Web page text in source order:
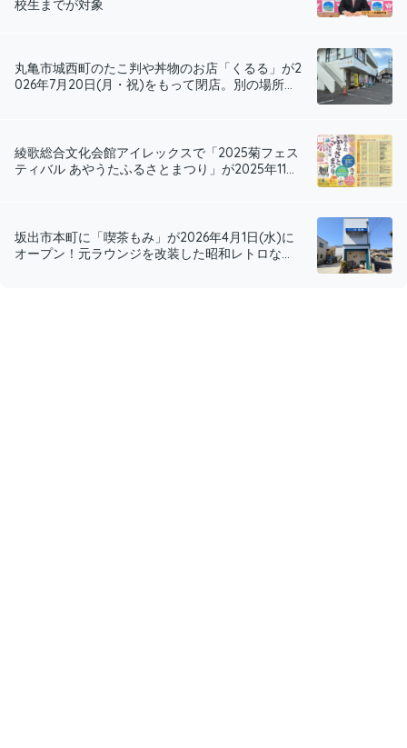
校生までが対象
丸亀市城西町のたこ判や丼物のお店「くるる」が2
026年7月20日(月・祝)をもって閉店。別の場所...
綾歌総合文化会館アイレックスで「2025菊フェス
ティバル あやうたふるさとまつり」が2025年11...
坂出市本町に「喫茶もみ」が2026年4月1日(水)に
オープン！元ラウンジを改装した昭和レトロな...